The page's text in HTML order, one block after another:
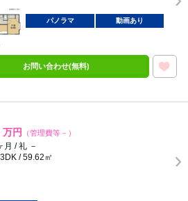
パノラマ 動画あり
お問い合わせ(無料)
万円 （管理費等－）
月 / 礼 －
/ 59.62㎡